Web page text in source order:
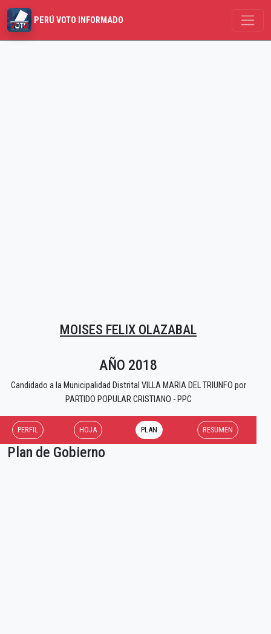
PERÚ VOTO INFORMADO
MOISES FELIX OLAZABAL
AÑO 2018
Candidado a la Municipalidad Distrital VILLA MARIA DEL TRIUNFO por
PARTIDO POPULAR CRISTIANO - PPC
PERFIL HOJA PLAN RESUMEN
Plan de Gobierno